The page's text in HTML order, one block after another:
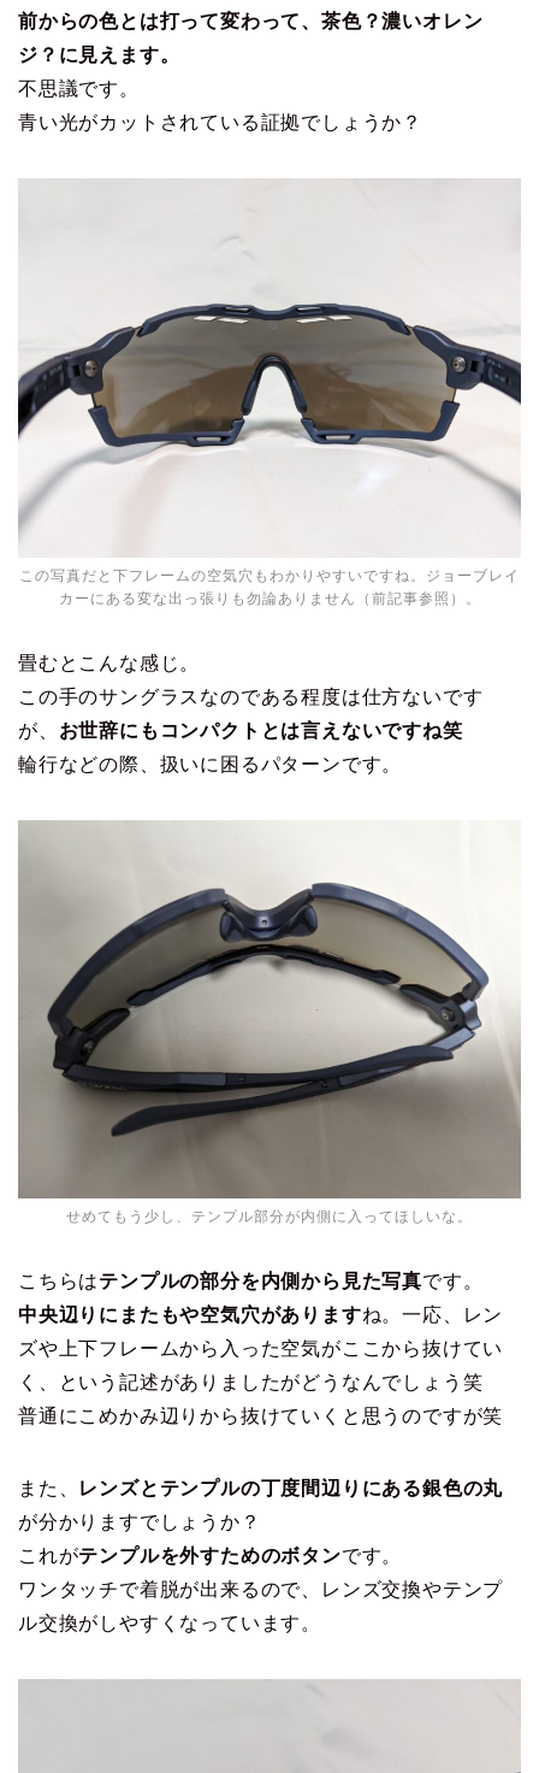
前からの色とは打って変わって、茶色？濃いオレン
ジ？に見えます。
不思議です。
青い光がカットされている証拠でしょうか？
この写真だと下フレームの空気穴もわかりやすいですね。ジョーブレイ
カーにある変な出っ張りも勿論ありません（前記事参照）。
畳むとこんな感じ。
この手のサングラスなのである程度は仕方ないです
が、 お世辞にもコンパクトとは言えないですね笑
輪行などの際、扱いに困るパターンです。
せめてもう少し、テンプル部分が内側に入ってほしいな。
こちらはテンプルの部分を内側から見た写真です。
中央辺りにまたもや空気穴がありますね。一応、レン
ズや上下フレームから入った空気がここから抜けてい
く、という記述がありましたがどうなんでしょう笑
普通にこめかみ辺りから抜けていくと思うのですが笑
また、 レンズとテンプルの丁度間辺りにある銀色の丸
が分かりますでしょうか？
これがテンプルを外すためのボタンです。
ワンタッチで着脱が出来るので、レンズ交換やテンプ
ル交換がしやすくなっています。